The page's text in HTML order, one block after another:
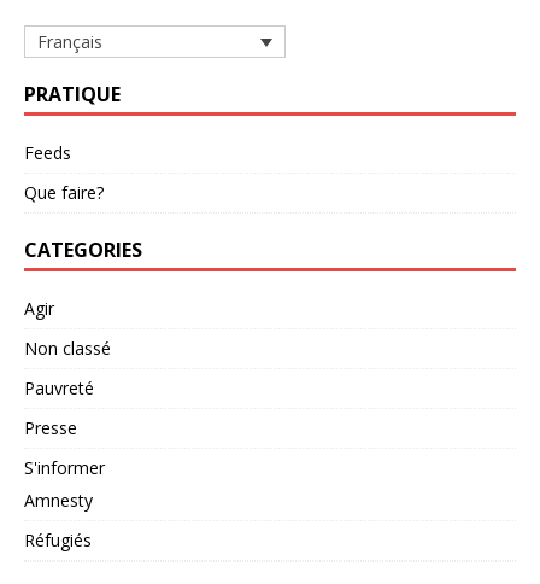
Français
PRATIQUE
Feeds
Que faire?
CATEGORIES
Agir
Non classé
Pauvreté
Presse
S'informer
Amnesty
Réfugiés